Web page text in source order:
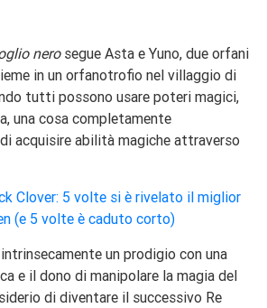
nero segue Asta e Yuno, due orfani
in un orfanotrofio nel villaggio di
tutti possono usare poteri magici,
una cosa completamente
acquisire abilità magiche attraverso
Clover: 5 volte si è rivelato il miglior
(e 5 volte è caduto corto)
un prodigio con una
e il dono di manipolare la magia del
di diventare il successivo Re